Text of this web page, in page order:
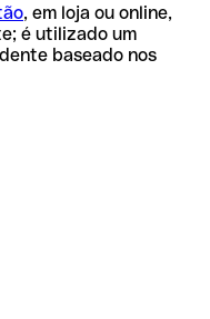
, em loja ou online,
é utilizado um
baseado nos